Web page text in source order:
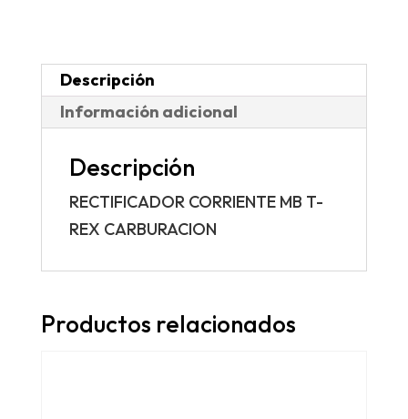
Descripción
Información adicional
Descripción
RECTIFICADOR CORRIENTE MB T-
REX CARBURACION
Productos relacionados